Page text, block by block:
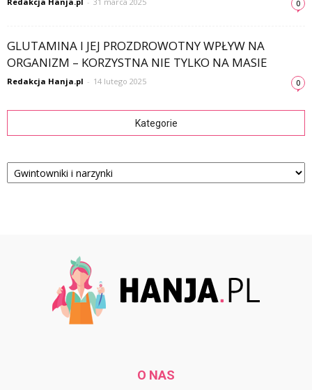
0
GLUTAMINA I JEJ PROZDROWOTNY WPŁYW NA
ORGANIZM – KORZYSTNA NIE TYLKO NA MASIE
Redakcja Hanja.pl - 14 lutego 2025 0
Kategorie
Kategorie
O NAS